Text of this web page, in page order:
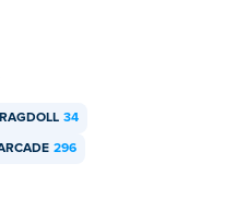
: Crash 2D gratuitement
Crash 2D sur les
ordinateur ?
34
296